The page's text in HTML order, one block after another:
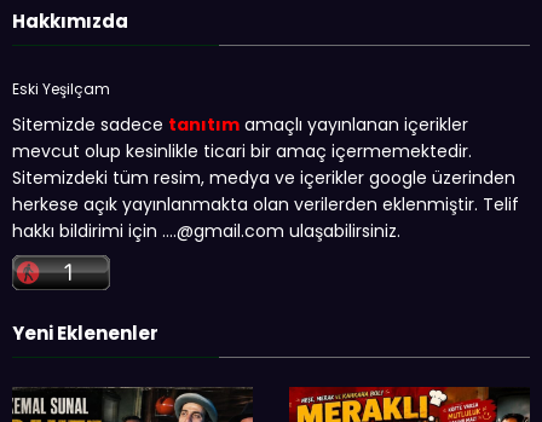
Hakkımızda
Eski Yeşilçam
Sitemizde sadece tanıtım amaçlı yayınlanan içerikler
mevcut olup kesinlikle ticari bir amaç içermemektedir.
Sitemizdeki tüm resim, medya ve içerikler google üzerinden
herkese açık yayınlanmakta olan verilerden eklenmiştir. Telif
hakkı bildirimi için ….@gmail.com ulaşabilirsiniz.
Yeni Eklenenler